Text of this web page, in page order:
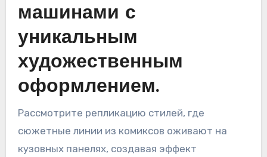
машинами с
уникальным
художественным
оформлением.
Рассмотрите репликацию стилей, где
сюжетные линии из комиксов оживают на
кузовных панелях, создавая эффект